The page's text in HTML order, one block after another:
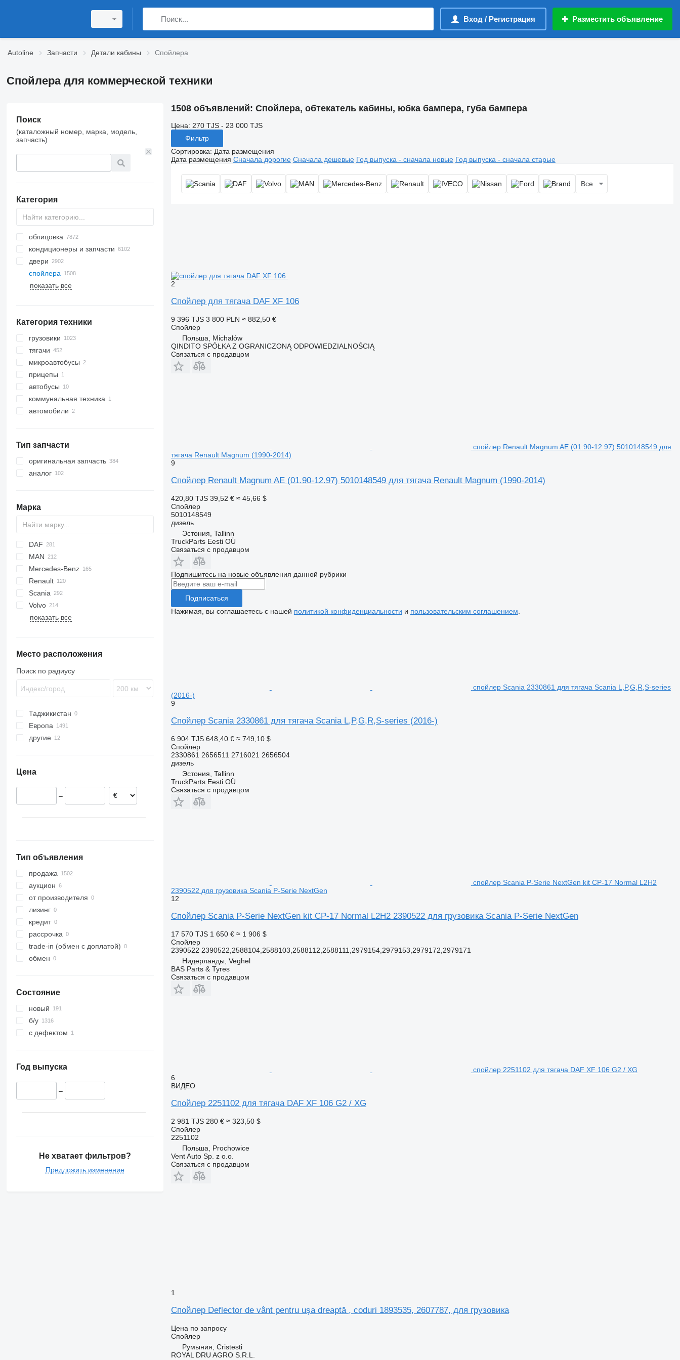
Вход / Регистрация Разместить объявление
Autoline Запчасти Детали кабины Спойлера
Спойлера для коммерческой техники
Поиск
(каталожный номер, марка, модель,
запчасть)
Категория
облицовка
кондиционеры и запчасти
шланги кондиционера
радиаторы кондиционера
компрессоры кондиционера
воздушные фильтры
кондиционера
другие запчасти кондиционера
двери
спойлера
боковые стекла
задние стекла
показать все
Категория техники
грузовики
тягачи
микроавтобусы
прицепы
автобусы
коммунальная техника
коммунальные машины
автомобили
Тип запчасти
оригинальная запчасть
аналог
Марка
X-Series
DAF
CF
LF
XD
XF
XG
Cargo
F-MAX
Daily
EuroCargo
EuroStar
Eurotech
S-Way
Stralis
MAN
A-series
F90
L2000
Lion's series
TGA
TGM
TGX
Mercedes-Benz
A-Class
Actros
Antos
Arocs
Econic
MB
Sprinter
Atleon
Cabstar
Renault
D-series
Kerax
Magnum
Premium
Scania
G-series
L-series
Volvo
B-series
FL
FMX
L-series
Octavia
показать все
Место расположения
Поиск по радиусу
Таджикистан
Европа
Румыния
Испания
Бельгия
другие
Цена
–
Тип объявления
продажа
аукцион
от производителя
лизинг
кредит
рассрочка
trade-in (обмен с доплатой)
обмен
Состояние
новый
б/у
с дефектом
Год выпуска
–
Не хватает фильтров?
Предложить изменение
1508 объявлений: Спойлера, обтекатель кабины, юбка бампера, губа бампера
Цена: 270 TJS - 23 000 TJS
Фильтр
Сортировка: Дата размещения
Дата размещения Сначала дорогие Сначала дешевые Год выпуска - сначала новые Год выпуска - сначала старые
Все
2
Спойлер для тягача DAF XF 106
9 396 TJS 3 800 PLN ≈ 882,50 €
Спойлер
Польша, Michałów
QINDITO SPÓŁKA Z OGRANICZONĄ ODPOWIEDZIALNOŚCIĄ
Связаться с продавцом
спойлер Renault Magnum AE (01.90-12.97) 5010148549 для
тягача Renault Magnum (1990-2014)
9
Спойлер Renault Magnum AE (01.90-12.97) 5010148549 для тягача Renault Magnum (1990-2014)
420,80 TJS 39,52 € ≈ 45,66 $
Спойлер
5010148549
дизель
Эстония, Tallinn
TruckParts Eesti OÜ
Связаться с продавцом
Подпишитесь на новые объявления данной рубрики
Подписаться
Нажимая, вы соглашаетесь с нашей политикой конфиденциальности и пользовательским соглашением
спойлер Scania 2330861 для тягача Scania L,P,G,R,S-series
(2016-)
9
Спойлер Scania 2330861 для тягача Scania L,P,G,R,S-series (2016-)
6 904 TJS 648,40 € ≈ 749,10 $
Спойлер
2330861 2656511 2716021 2656504
дизель
Эстония, Tallinn
TruckParts Eesti OÜ
Связаться с продавцом
спойлер Scania P-Serie NextGen kit CP-17 Normal L2H2
2390522 для грузовика Scania P-Serie NextGen
12
Спойлер Scania P-Serie NextGen kit CP-17 Normal L2H2 2390522 для грузовика Scania P-Serie NextGen
17 570 TJS 1 650 € ≈ 1 906 $
Спойлер
2390522 2390522,2588104,2588103,2588112,2588111,2979154,2979153,2979172,2979171
Нидерланды, Veghel
BAS Parts & Tyres
Связаться с продавцом
спойлер 2251102 для тягача DAF XF 106 G2 / XG
6
ВИДЕО
Спойлер 2251102 для тягача DAF XF 106 G2 / XG
2 981 TJS 280 € ≈ 323,50 $
Спойлер
2251102
Польша, Prochowice
Vent Auto Sp. z o.o.
Связаться с продавцом
1
Спойлер Deflector de vânt pentru ușa dreaptă , coduri 1893535, 2607787, для грузовика
Цена по запросу
Спойлер
Румыния, Cristesti
ROYAL DRU AGRO S.R.L.